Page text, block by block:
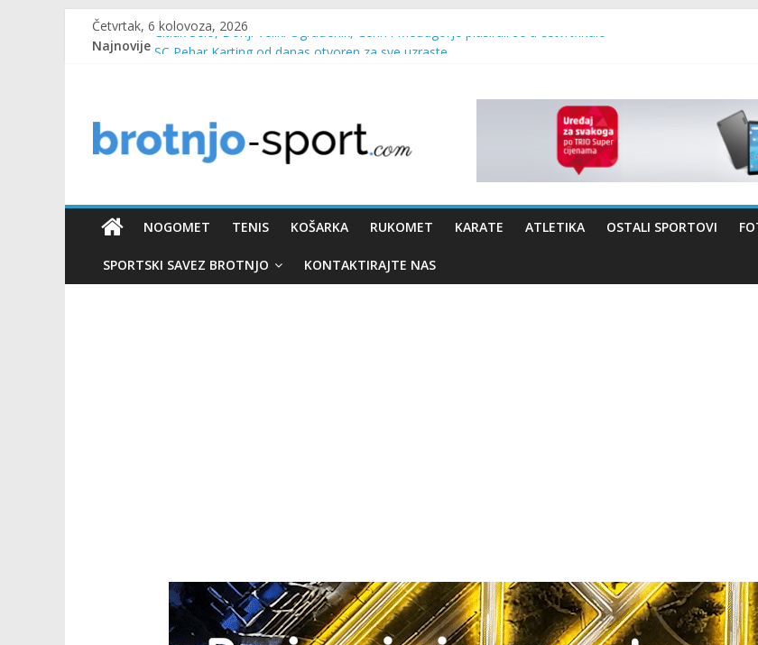
Četvrtak, 6 kolovoza, 2026
Najnovije Čitluk Selo, Donji Veliki Ograđenik, Čerin i Međugorje plasirali se u četvrtfinale
Poznati polufinalisti MNL MZ općine Čitluk – Brotnjo 2026.
Predsjednica Vlade Marija Buhač, ministar Ivo Bevanda i načelnik Marin Radišić čestitali
NOGOMET TENIS KOŠARKA RUKOMET KARATE ATLETIKA OSTALI SPORTOVI
SPORTSKI SAVEZ BROTNJO KONTAKTIRAJTE NAS